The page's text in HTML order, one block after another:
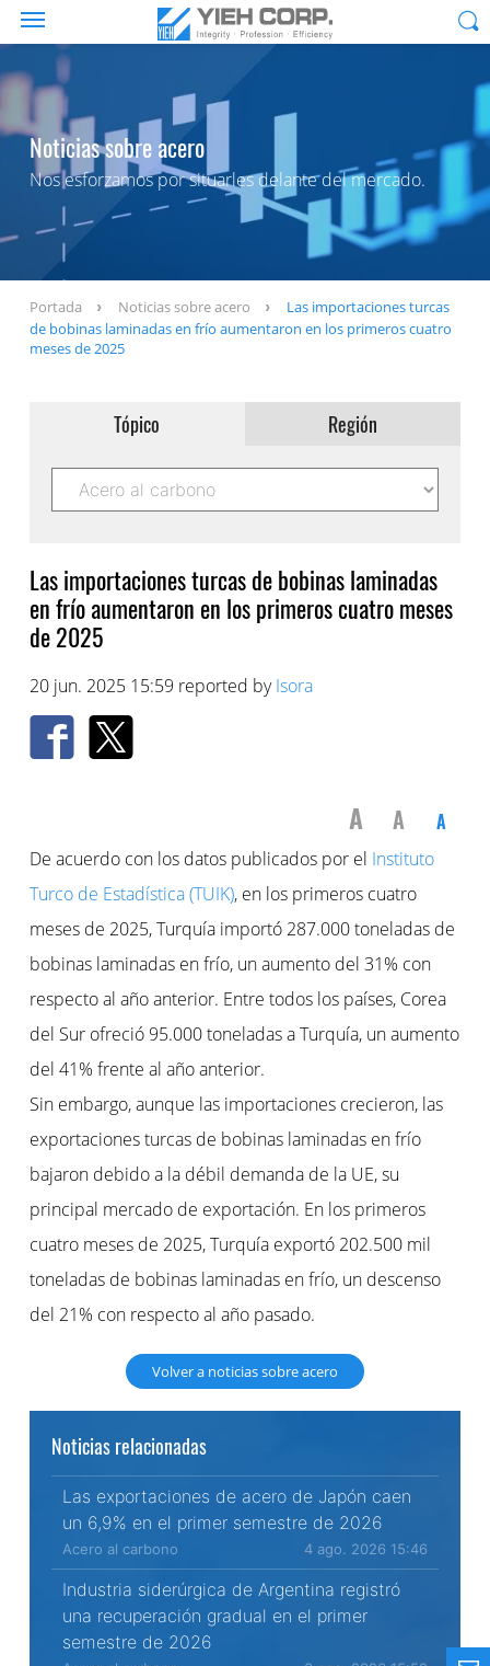
Noticias sobre acero
Nos esforzamos por situarles delante del mercado.
Portada Noticias sobre acero
Las importaciones turcas
de bobinas laminadas en frío aumentaron en los primeros cuatro
meses de 2025
Tópico Región
Las importaciones turcas de bobinas laminadas
en frío aumentaron en los primeros cuatro meses
de 2025
20 jun. 2025 15:59 reported byIsora
A A A
De acuerdo con los datos publicados por el Instituto
Turco de Estadística (TUIK), en los primeros cuatro
meses de 2025, Turquía importó 287.000 toneladas de
bobinas laminadas en frío, un aumento del 31% con
respecto al año anterior. Entre todos los países, Corea
del Sur ofreció 95.000 toneladas a Turquía, un aumento
del 41% frente al año anterior.
Sin embargo, aunque las importaciones crecieron, las
exportaciones turcas de bobinas laminadas en frío
bajaron debido a la débil demanda de la UE, su
principal mercado de exportación. En los primeros
cuatro meses de 2025, Turquía exportó 202.500 mil
toneladas de bobinas laminadas en frío, un descenso
del 21% con respecto al año pasado.
Volver a noticias sobre acero
Noticias relacionadas
Las exportaciones de acero de Japón caen
un 6,9% en el primer semestre de 2026
Acero al carbono 4 ago. 2026 15:46
Industria siderúrgica de Argentina registró
una recuperación gradual en el primer
semestre de 2026